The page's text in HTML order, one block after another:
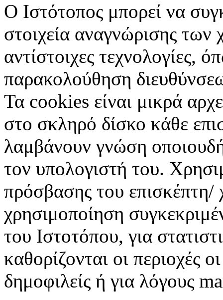
Ο Ιστότοπος μπορεί να
στοιχεία αναγνώρισης
αντίστοιχες τεχνολογίες,
παρακολούθηση
Τα cookies είναι μικρά
στο σκληρό δίσκο κάθε
λαμβάνουν γνώση
τον υπολογιστή του.
πρόσβασης του
χρησιμοποίηση
του Ιστοτόπου, για
καθορίζονται οι περιοχές
δημοφιλείς ή για λόγους